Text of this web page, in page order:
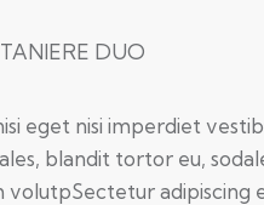
eget nisi imperdiet
blandit tortor eu,
volutpSectetur adipiscing